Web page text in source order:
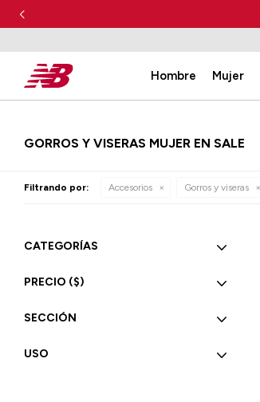
Hombre Mujer
GORROS Y VISERAS MUJER EN SALE
Filtrando por: Accesorios Gorros y viseras
CATEGORÍAS
PRECIO ($)
SECCIÓN
USO